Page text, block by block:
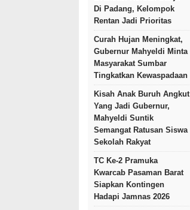
Di Padang, Kelompok
Rentan Jadi Prioritas
Curah Hujan Meningkat,
Gubernur Mahyeldi Minta
Masyarakat Sumbar
Tingkatkan Kewaspadaan
Kisah Anak Buruh Angkut
Yang Jadi Gubernur,
Mahyeldi Suntik
Semangat Ratusan Siswa
Sekolah Rakyat
TC Ke-2 Pramuka
Kwarcab Pasaman Barat
Siapkan Kontingen
Hadapi Jamnas 2026